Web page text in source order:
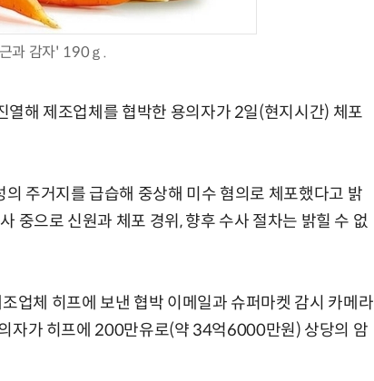
과 감자' 190ｇ.
해 제조업체를 협박한 용의자가 2일(현지시간) 체포
주거지를 급습해 중상해 미수 혐의로 체포했다고 밝
중으로 신원과 체포 경위, 향후 수사 절차는 밝힐 수 없
업체 히프에 보낸 협박 이메일과 슈퍼마켓 감시 카메라
자가 히프에 200만유로(약 34억6000만원) 상당의 암